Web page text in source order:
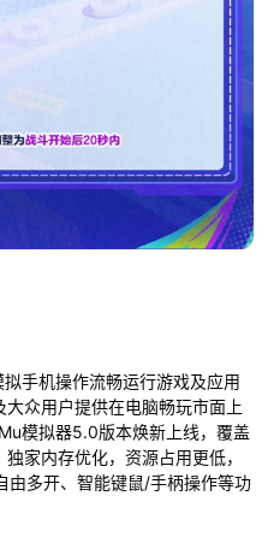
手机操作流畅运行游戏及应用
众用户提供在电脑畅玩市面上
模拟器5.0版本焕新上线，覆盖
家内存优化，资源占用更低，
多开、智能键鼠/手柄操作等功